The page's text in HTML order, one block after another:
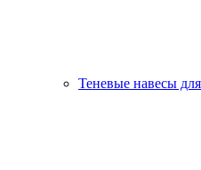
Теневые навесы